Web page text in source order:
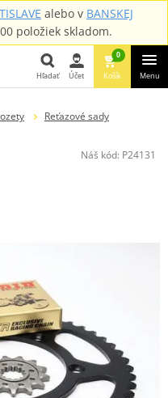
alebo v BANSKEJ
položiek skladom.
Hľadať
Hľadať Účet
0
Košík Menu
Reťazové sady
Náš kód: P24131